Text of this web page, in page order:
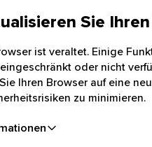
Sie
ist veraltet. Einige
oder nicht
Ihren Browser auf eine
zu minimieren.